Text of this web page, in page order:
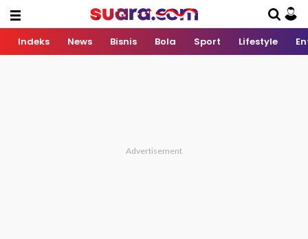
Indeks News Bisnis Bola Sport Lifestyle